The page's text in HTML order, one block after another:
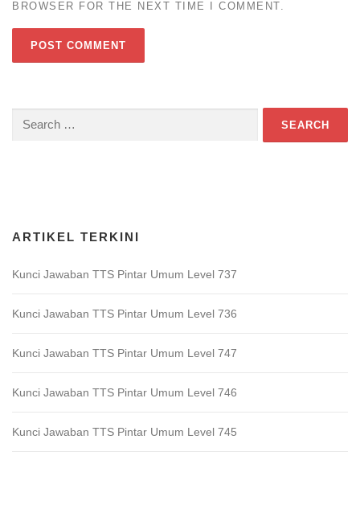
BROWSER FOR THE NEXT TIME I COMMENT.
Search
ARTIKEL TERKINI
Kunci Jawaban TTS Pintar Umum Level 737
Kunci Jawaban TTS Pintar Umum Level 736
Kunci Jawaban TTS Pintar Umum Level 747
Kunci Jawaban TTS Pintar Umum Level 746
Kunci Jawaban TTS Pintar Umum Level 745